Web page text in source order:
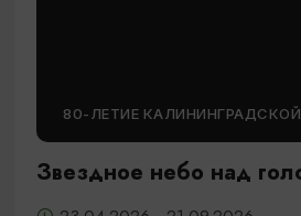
80-ЛЕТИЕ
Звездное небо над